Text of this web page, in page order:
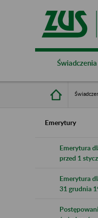
Świadczenia
Emerytury
Emerytura
przed 1
Emerytura
31 grudnia